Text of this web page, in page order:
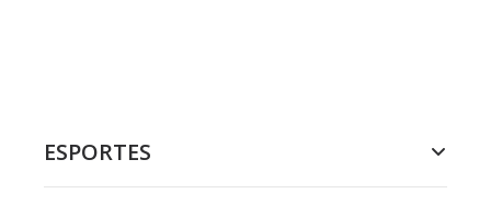
ESPORTES